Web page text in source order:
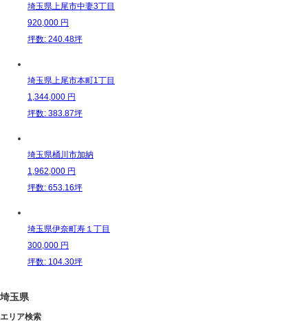
埼玉県上尾市中妻3丁目
920,000 円
坪数: 240.48坪
埼玉県上尾市本町1丁目
1,344,000 円
坪数: 383.87坪
埼玉県桶川市加納
1,962,000 円
坪数: 653.16坪
埼玉県伊奈町寿１丁目
300,000 円
坪数: 104.30坪
埼玉県
エリア検索